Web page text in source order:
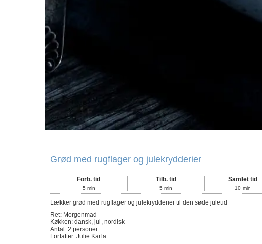
Grød med rugflager og julekrydderier
Forb. tid
5 min
Tilb. tid
5 min
Samlet tid
10 min
Lækker grød med rugflager og julekrydderier til den søde juletid
Ret: Morgenmad
Køkken: dansk, jul, nordisk
Antal : 2 personer
Forfatter: Julie Karla